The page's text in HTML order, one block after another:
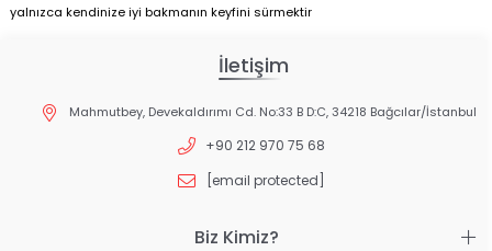
yalnızca kendinize iyi bakmanın keyfini sürmektir
İletişim
Mahmutbey, Devekaldırımı Cd. No:33 B D:C, 34218 Bağcılar/İstanbul
+90 212 970 75 68
[email protected]
Biz Kimiz?